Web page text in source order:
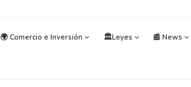
🌍 Comercio e Inversión 🏛️Leyes 📰 News